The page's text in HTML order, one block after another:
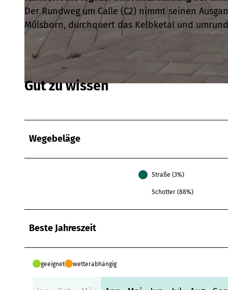
© Norbert Arens | CC-BY-SA
Der Rundweg um Calle (C2) nimmt seinen
Mülsborn, durchquert das Kelbketal und
Gut zu wissen
Wegebeläge
Straße (3%)
Schotter (88%)
Beste Jahreszeit
geeignet wetterabhängig